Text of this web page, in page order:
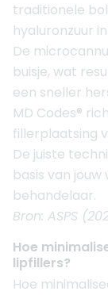
traditionele
hyaluronzuur
De
buisje, wat
een sneller
MD Codes®
fillerplaatsing
De juiste
basis van
behandelaar.
Bron: ASPS
Hoe
lipfillers?
Hoe